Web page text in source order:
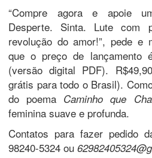
“Compre agora e apoie
Desperte. Sinta. Lute com
revolução do amor!”, pede e
que o preço de lançamento
(versão digital PDF).
grátis para todo o Brasil).
do poema Caminho que
feminina suave e profunda.
Contatos para fazer pedido
98240-5324 ou